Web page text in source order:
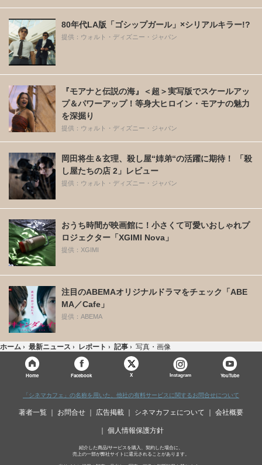
80年代LA版「ゴシップガール」×シリアルキラー!?
提供：ウォルト・ディズニー・ジャパン
『モアナと伝説の海』＜超＞実写版でスケールアッ
プ＆パワーアップ！等身大ヒロイン・モアナの魅力
を深掘り
提供：ウォルト・ディズニー・ジャパン
岡田将生＆玄理、殺し屋“姉弟“の活躍に期待！ 「殺
し屋たちの店 2」レビュー
提供：ウォルト・ディズニー・ジャパン
おうち時間が映画館に！小さくて可愛いおしゃれプ
ロジェクター「XGIMI Nova」
提供：XGIMI
注目のABEMAオリジナルドラマをチェック「ABE
MA／Cafe」
提供：ABEMA
ホーム › 最新ニュース › レポート › 記事 › 写真・画像
Home Facebook X Instagram YouTube
「シネマカフェ」の名称を用いた、他社の有料サービスに関するお問合せについて
著者一覧 お問合せ 広告掲載 シネマカフェについて 会社概要
個人情報保護方針
紹介した商品/サービスを購入、契約した場合に、
売上の一部が弊社サイトに還元されることがあります。